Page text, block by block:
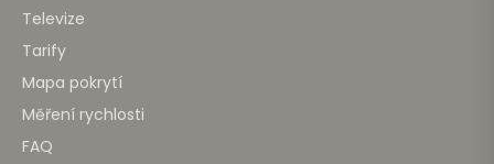
Televize
Tarify
Mapa pokrytí
Měření rychlosti
FAQ